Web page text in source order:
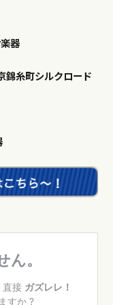
器
糸町シルクロード